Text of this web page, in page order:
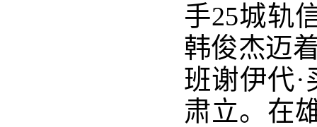
手25城轨
韩俊杰迈
班谢伊代
肃立。在